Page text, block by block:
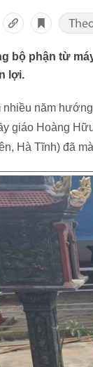
bộ phận từ
lợi.
năm
giáo Hoàng
Hà Tĩnh) đã